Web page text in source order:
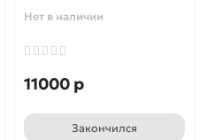
Нет в наличии
11000 р
Закончился